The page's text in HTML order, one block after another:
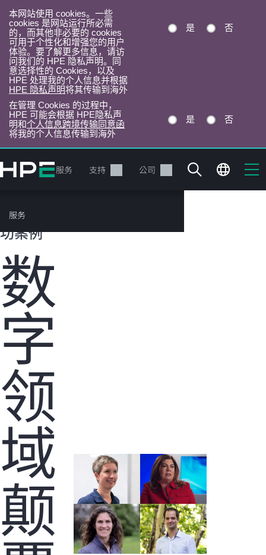
本网站使用 cookies。一些
cookies 是网站运行所必需
的，而其他非必要的 cookies
可用于个性化和增强您的用户
体验。要了解更多信息，请访
问我们的 HPE 隐私声明。同
意选择性的 Cookies，以及
HPE 处理我的个人信息并根据
HPE 隐私声明将其传输到海外
是 否
在管理 Cookies 的过程中，
HPE 可能会根据 HPE隐私声
明和个人信息跨境传输同意函
将我的个人信息传输到海外
是 否
转
到
目
录
产品 服务 支持 公司
服务
您的购物车目前是空的
前往 HPE 商店浏览、配置和订购。
HPE 客户成
功案例
数
字
领
域
颠